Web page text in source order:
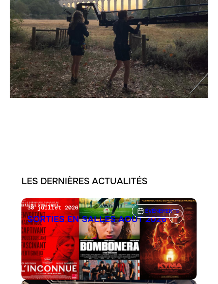
LES DERNIÈRES ACTUALITÉS
ÉVÉNEMENTS
30 juillet 2026
SORTIES EN SALLES AOÛT 2026